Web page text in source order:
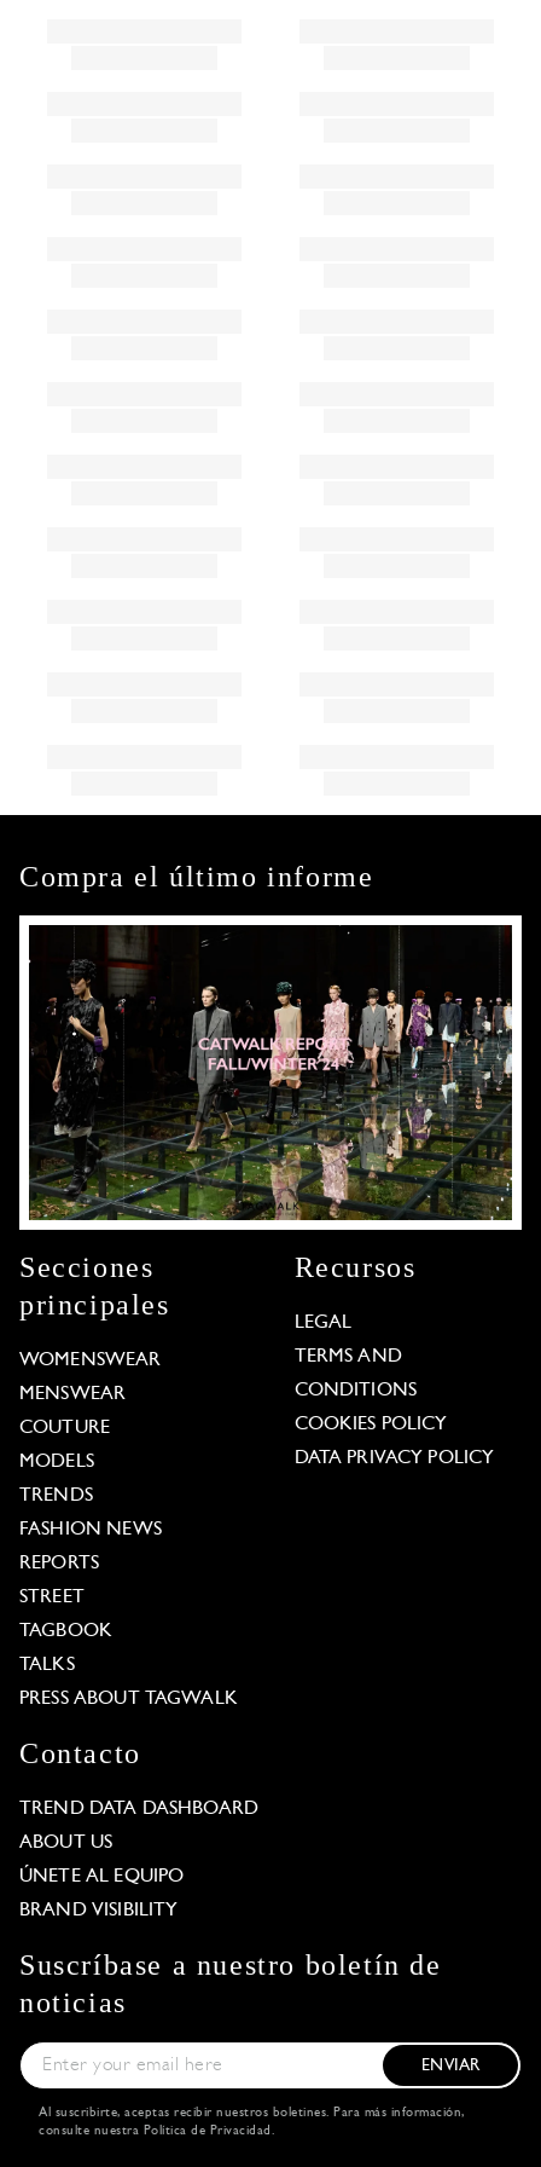
Compra el último informe
Secciones
principales
WOMENSWEAR
MENSWEAR
COUTURE
MODELS
TRENDS
FASHION NEWS
REPORTS
STREET
TAGBOOK
TALKS
PRESS ABOUT TAGWALK
Recursos
LEGAL
TERMS AND
CONDITIONS
COOKIES POLICY
DATA PRIVACY POLICY
Contacto
TREND DATA DASHBOARD
ABOUT US
ÚNETE AL EQUIPO
BRAND VISIBILITY
Suscríbase a nuestro boletín de
noticias
ENVIAR
Al suscribirte, aceptas recibir nuestros boletines. Para más información,
consulte nuestra Política de Privacidad .